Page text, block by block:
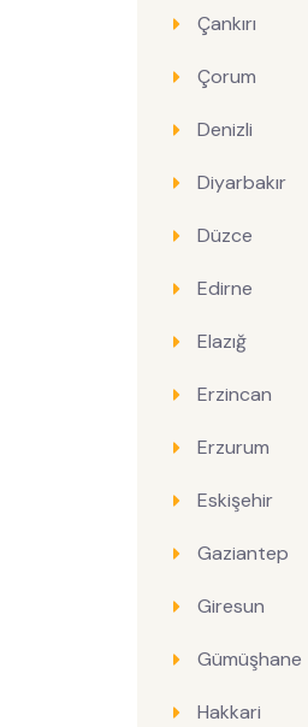
Çankırı
Çorum
Denizli
Diyarbakır
Düzce
Edirne
Elazığ
Erzincan
Erzurum
Eskişehir
Gaziantep
Giresun
Gümüşhane
Hakkari